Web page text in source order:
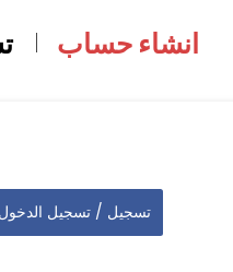
انشاء حساب
تسجيل / تسجيل